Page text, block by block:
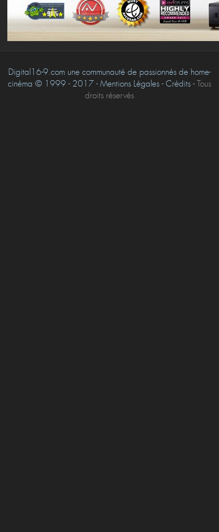
Digital16-9.com une communauté de passionnés de home-
cinéma © 1999 - 2017 - Mentions Légales - Crédits -Tous
droits réservés